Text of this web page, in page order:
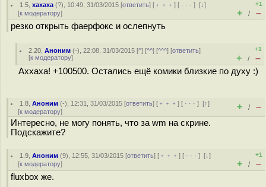
1.5 ,xaxaxa (?), 10:49, 31/03/2015 [ответить] [ ﹢﹢﹢] [ · · ·][↓]
[к модератору]
+1
+ / –
резко открыть фаерфокс и ослепнуть
2.20 ,Аноним (-), 22:08, 31/03/2015 [^] [^^] [^^^] [ответить]
[к модератору]
+1
+ / –
Аххаха! +100500. Остались ещё комики близкие по духу :)
1.8 ,Аноним (-), 12:31, 31/03/2015 [ответить] [ ﹢﹢﹢] [ · · ·][↑]
[к модератору] + / –
Интересно, не могу понять, что за wm на скрине.
Подскажите?
1.9 ,Аноним (9), 12:55, 31/03/2015 [ответить] [ ﹢﹢﹢] [ · · ·][↓]
[к модератору]
+1
+ / –
fluxbox же.